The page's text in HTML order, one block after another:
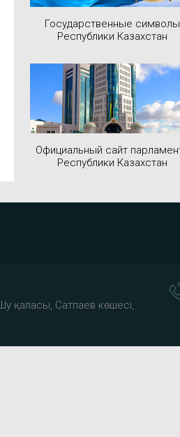
Государственные символы
Республики Казахстан
Официальный сайт
Республики Казахстан
қаласы, Сатпаев көшесі,